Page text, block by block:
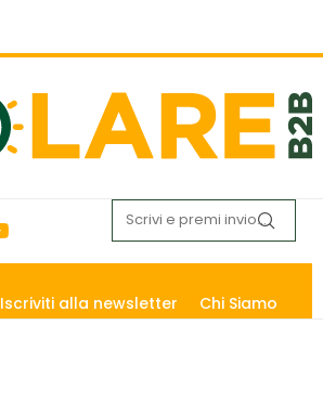
Iscriviti alla newsletter Chi Siamo